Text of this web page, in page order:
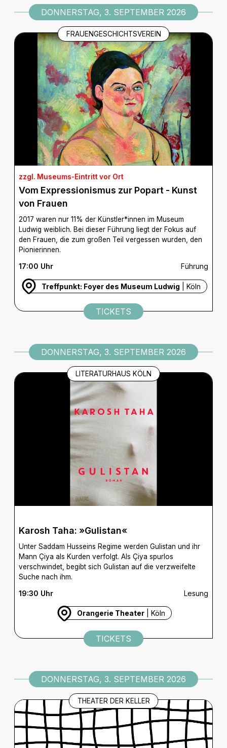
DONNERSTAG, 3. SEPTEMBER 2026
FRAUENGESCHICHTSVEREIN
zzgl. Museums-Eintritt vor Ort
Vom Expressionismus zur Popart - Kunst
von Frauen
2017 waren nur 11% der Künstler*innen im Museum
Ludwig weiblich. Bei dieser Führung liegt der Fokus auf
den Frauen, die zum großen Teil vergessen wurden, den
Pionierinnen.
17:00 Uhr Führung
Treffpunkt: Foyer des Museum Ludwig | Köln
TICKETS
DONNERSTAG, 3. SEPTEMBER 2026
LITERATURHAUS KÖLN
Karosh Taha: »Gulistan«
Unter Saddam Husseins Regime werden Gulistan und ihr
Mann Çiya als Kurden verfolgt. Als Çiya spurlos
verschwindet, begibt sich Gulistan auf die verzweifelte
Suche nach ihm.
19:30 Uhr Lesung
Orangerie Theater | Köln
TICKETS
DONNERSTAG, 3. SEPTEMBER 2026
THEATER DER KELLER